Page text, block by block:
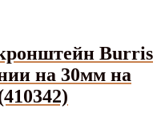
Burris
на 30мм на